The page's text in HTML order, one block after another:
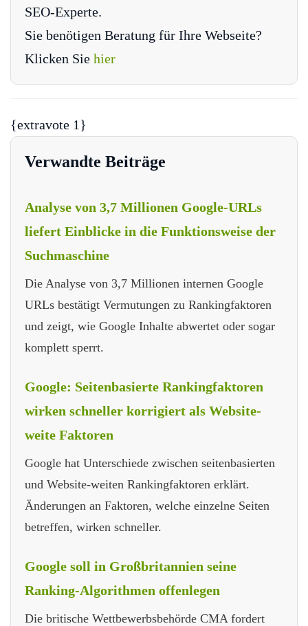
SEO-Experte.
Sie benötigen Beratung für Ihre Webseite?
Klicken Sie hier
{extravote 1}
Verwandte Beiträge
Analyse von 3,7 Millionen Google-URLs
liefert Einblicke in die Funktionsweise der
Suchmaschine
Die Analyse von 3,7 Millionen internen Google
URLs bestätigt Vermutungen zu Rankingfaktoren
und zeigt, wie Google Inhalte abwertet oder sogar
komplett sperrt.
Google: Seitenbasierte Rankingfaktoren
wirken schneller korrigiert als Website-
weite Faktoren
Google hat Unterschiede zwischen seitenbasierten
und Website-weiten Rankingfaktoren erklärt.
Änderungen an Faktoren, welche einzelne Seiten
betreffen, wirken schneller.
Google soll in Großbritannien seine
Ranking-Algorithmen offenlegen
Die britische Wettbewerbsbehörde CMA fordert